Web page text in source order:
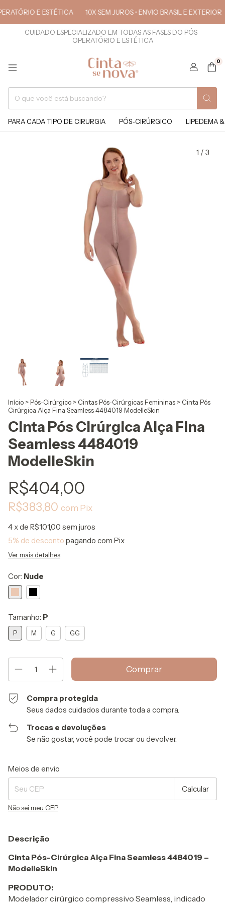
E ESTÉTICA 10X SEM JUROS • ENVIO BRASIL E EXTERIOR
CUIDADO ESPECIALIZADO EM TODAS AS FASES DO PÓS-
OPERATÓRIO E ESTÉTICA
0
PARA CADA TIPO DE CIRURGIA PÓS-CIRÚRGICO LIPEDEMA
1 / 3
Início >Pós-Cirúrgico > Cintas Pós-Cirúrgicas Femininas > Cinta Pós
Cirúrgica Alça Fina Seamless 4484019 ModelleSkin
Cinta Pós Cirúrgica Alça Fina
Seamless 4484019
ModelleSkin
R$404,00
R$383,80 com Pix
4x de R$101,00 sem juros
5% de desconto pagando com Pix
Ver mais detalhes
Cor: Nude
Tamanho: P
P M G GG
Compra protegida
Seus dados cuidados durante toda a compra.
Trocas e devoluções
Se não gostar, você pode trocar ou devolver.
Entregas para o CEP:
Meios de envio
Calcular
Não sei meu CEP
Descrição
Cinta Pós-Cirúrgica Alça Fina Seamless 4484019 –
ModelleSkin
PRODUTO:
Modelador cirúrgico compressivo Seamless, indicado